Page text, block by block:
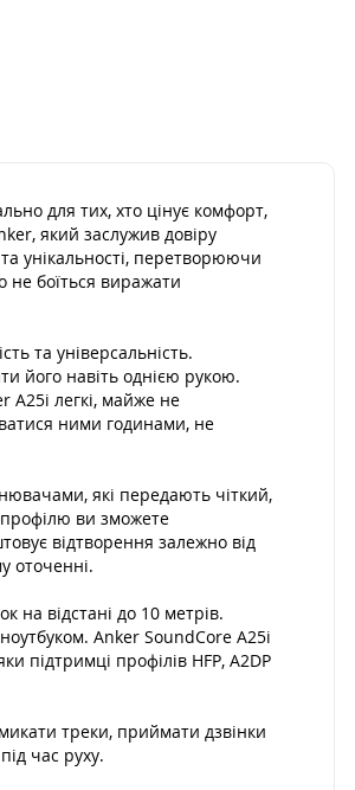
для тих, хто цінує комфорт,
який заслужив довіру
та унікальності, перетворюючи
не боїться виражати
та універсальність.
його навіть однією рукою.
A25i легкі, майже не
ними годинами, не
які передають чіткий,
ви зможете
відтворення залежно від
оточенні.
на відстані до 10 метрів.
Anker SoundCore A25i
підтримці профілів HFP, A2DP
треки, приймати дзвінки
час руху.